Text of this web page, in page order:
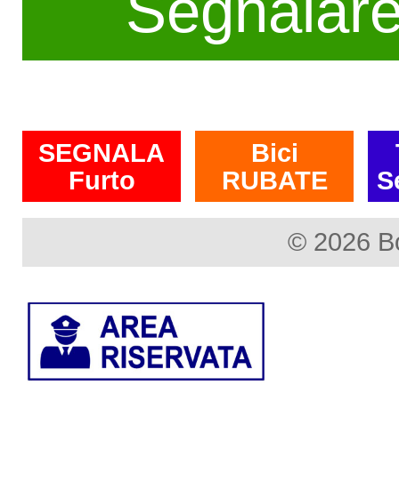
SEGNALA
Furto
Bici
RUBATE
© 2026